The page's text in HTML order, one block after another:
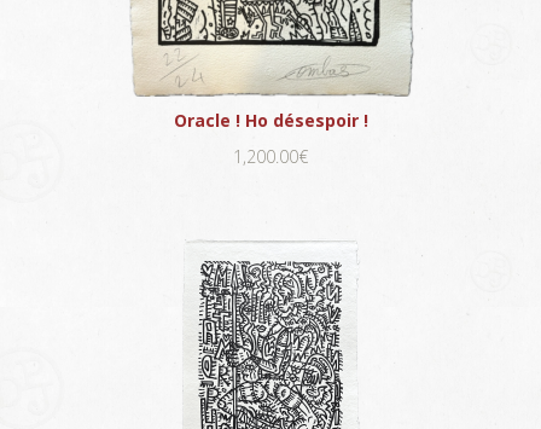
Oracle ! Ho désespoir !
1,200.00€